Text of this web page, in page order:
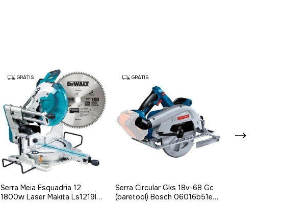
GRÁTIS
Serra Meia Esquadria 12
1800w Laser Makita Ls1219l
GRÁTIS
Serra Circular Gks 18v-68 Gc
(baretool) Bosch 06016b51e0